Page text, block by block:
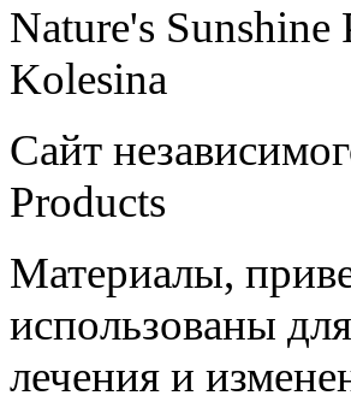
Nature's
Kolesina
Сайт
Products
Материалы,
использованы
лечения и